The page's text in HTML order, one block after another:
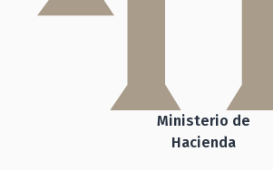
Ministerio de
Hacienda